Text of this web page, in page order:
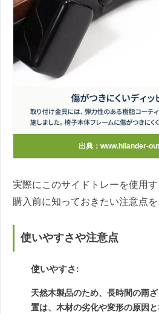
出典： www.hilander-
実際にこのサイドトレーを使用す
購入前に知っておきたい注意点を
使いやすさや注意点
使いやすさ:
天然木製品のため、長時間の雨
置は、木材の劣化や変形の原因と